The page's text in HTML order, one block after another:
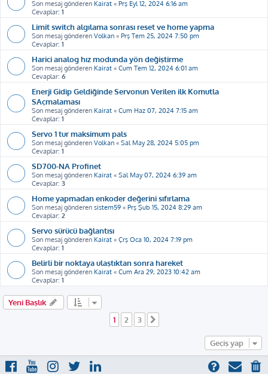
Son mesaj gönderen Kairat « Prş Eyl 12, 2024 6:16 am
Cevaplar: 1
Limit switch algılama sonrası reset ve home yapma
Son mesaj gönderen Volkan « Prş Tem 25, 2024 7:50 pm
Cevaplar: 1
Harici analog hız modunda yön değiştirme
Son mesaj gönderen Kairat « Cum Tem 12, 2024 6:01 am
Cevaplar: 6
Enerji Gidip Geldiğinde Servonun Verilen ilk Komutla
SAçmalaması
Son mesaj gönderen Kairat « Cum Haz 07, 2024 7:15 am
Cevaplar: 1
Servo 1 tur maksimum pals
Son mesaj gönderen Volkan « Sal May 28, 2024 5:05 pm
Cevaplar: 1
SD700-NA Profinet
Son mesaj gönderen Kairat « Sal May 07, 2024 6:39 am
Cevaplar: 3
Home yapmadan enkoder değerini sıfırlama
Son mesaj gönderen sistem59 « Prş Şub 15, 2024 8:29 am
Cevaplar: 2
Servo sürücü bağlantısı
Son mesaj gönderen Kairat « Çrş Oca 10, 2024 7:19 pm
Cevaplar: 1
Belirli bir noktaya ulaştıktan sonra hareket
Son mesaj gönderen Kairat « Cum Ara 29, 2023 10:42 am
Cevaplar: 1
Yeni Başlık
1
2 3
Geçiş yap